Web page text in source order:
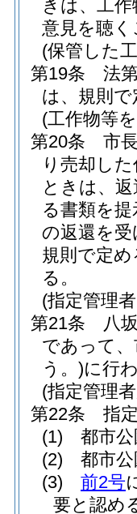
きは、工
意見を聴
(保管した
第19条
法
は、規則
(工作物等
第20条
市
り売却し
ときは、
る書類を
の返還を
規則で定
る。
(指定管理
第21条
八
であって
う。)に行
(指定管理
第22条
指
(1)
都市
(2)
都市
(3)
前2号
要と認め